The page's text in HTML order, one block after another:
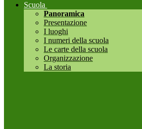
Scuola
Panoramica
Presentazione
I luoghi
I numeri della scuola
Le carte della scuola
Organizzazione
La storia